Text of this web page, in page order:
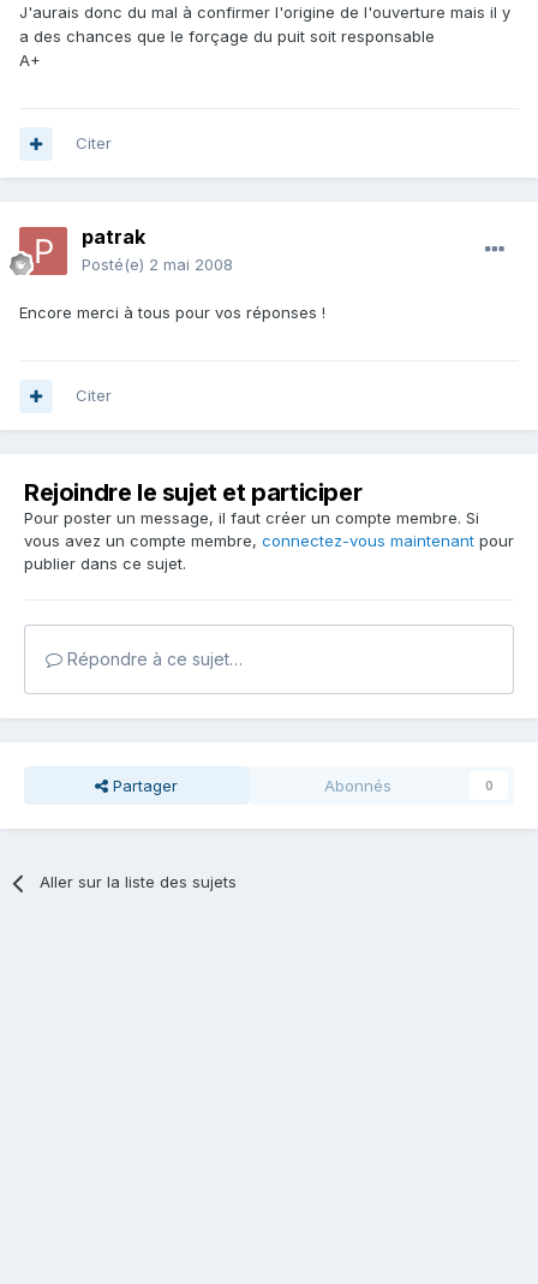
J'aurais donc du mal à confirmer l'origine de l'ouverture mais il y
a des chances que le forçage du puit soit responsable
A+
Citer
patrak
Posté(e) 2 mai 2008
Encore merci à tous pour vos réponses !
Citer
Rejoindre le sujet et participer
Pour poster un message, il faut créer un compte membre. Si
vous avez un compte membre, connectez-vous maintenant pour
publier dans ce sujet.
Répondre à ce sujet…
Partager Abonnés 0
Aller sur la liste des sujets